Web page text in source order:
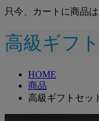
只今、カートに商品
高級ギフ
HOME
商品
高級ギフトセッ